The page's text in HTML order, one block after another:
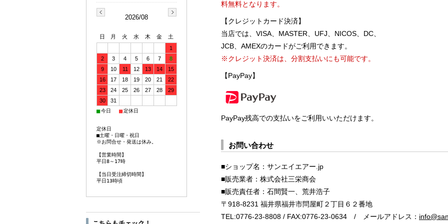
料無料となります。
【クレジットカード決済】
当店では、VISA、MASTER、UFJ、NICOS、DC、
JCB、AMEXのカードがご利用できます。
※クレジット決済は、分割支払いにも可能です。
【PayPay】
PayPay残高での支払いをご利用いいただけます。
お問い合わせ
■ショップ名：サンエイエアー.jp
■販売業者：株式会社三栄商会
■販売責任者：石間賢一、荒井浩子
〒918-8231 福井県福井市問屋町２丁目６２番地
TEL:0776-23-8808 / FAX:0776-23-0634 / メールアドレス：
2026/08
日 月 火 水 木 金
土
1
2
3 4 5 6 7
8
9
10 11 12 13 14
15
16
17 18 19 20 21
22
23
24 25 26 27 28
29
30
31
■今日 ■定休日
定休日
■土曜・日曜・祝日
※お問合せ・発送は休み。
【営業時間】
平日8～17時
【当日受注締切時間】
平日13時頃